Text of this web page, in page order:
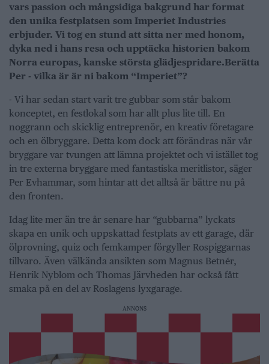
vars passion och mångsidiga bakgrund har format
den unika festplatsen som Imperiet Industries
erbjuder. Vi tog en stund att sitta ner med honom,
dyka ned i hans resa och upptäcka historien bakom
Norra europas, kanske största glädjespridare.Berätta
Per - vilka är är ni bakom “Imperiet”?
- Vi har sedan start varit tre gubbar som står bakom
konceptet, en festlokal som har allt plus lite till. En
noggrann och skicklig entreprenör, en kreativ företagare
och en ölbryggare. Detta kom dock att förändras när vår
bryggare var tvungen att lämna projektet och vi istället tog
in tre externa bryggare med fantastiska meritlistor, säger
Per Evhammar, som hintar att det alltså är bättre nu på
den fronten.
Idag lite mer än tre år senare har “gubbarna” lyckats
skapa en unik och uppskattad festplats av ett garage, där
ölprovning, quiz och femkamper förgyller Rospiggarnas
tillvaro. Även välkända ansikten som Magnus Betnér,
Henrik Nyblom och Thomas Järvheden har också fått
smaka på en del av Roslagens lyxgarage.
ANNONS